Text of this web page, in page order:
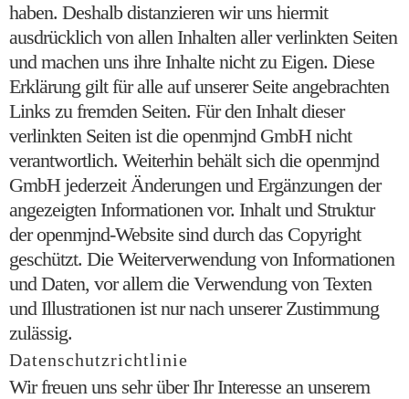
haben. Deshalb distanzieren wir uns hiermit
ausdrücklich von allen Inhalten aller verlinkten Seiten
und machen uns ihre Inhalte nicht zu Eigen. Diese
Erklärung gilt für alle auf unserer Seite angebrachten
Links zu fremden Seiten. Für den Inhalt dieser
verlinkten Seiten ist die openmjnd GmbH nicht
verantwortlich. Weiterhin behält sich die openmjnd
GmbH jederzeit Änderungen und Ergänzungen der
angezeigten Informationen vor. Inhalt und Struktur
der openmjnd-Website sind durch das Copyright
geschützt. Die Weiterverwendung von Informationen
und Daten, vor allem die Verwendung von Texten
und Illustrationen ist nur nach unserer Zustimmung
zulässig.
Datenschutzrichtlinie
Wir freuen uns sehr über Ihr Interesse an unserem